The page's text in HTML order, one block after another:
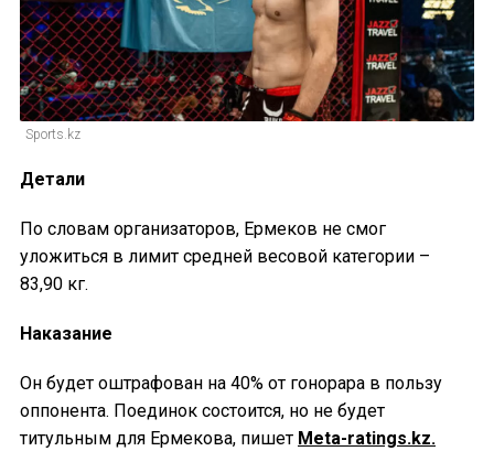
Sports.kz
Детали
По словам организаторов, Ермеков не смог
уложиться в лимит средней весовой категории –
83,90 кг.
Наказание
Он будет оштрафован на 40% от гонорара в пользу
оппонента. Поединок состоится, но не будет
титульным для Ермекова, пишет Meta-ratings.kz.